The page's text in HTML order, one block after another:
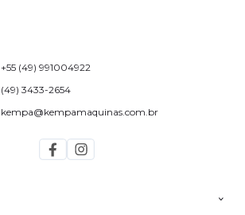
+55 (49) 991004922
(49) 3433-2654
kempa@kempamaquinas.com.br